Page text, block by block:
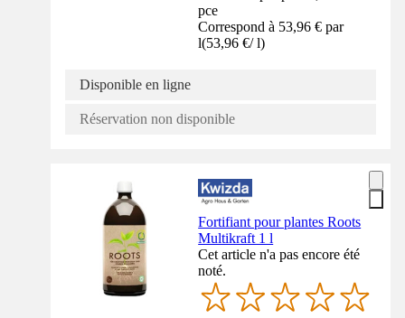
pce
Correspond à 53,96 € par
l(53,96 €/ l)
Disponible en ligne
Réservation non disponible
Fortifiant pour plantes Roots
Multikraft 1 l
Cet article n'a pas encore été
noté.